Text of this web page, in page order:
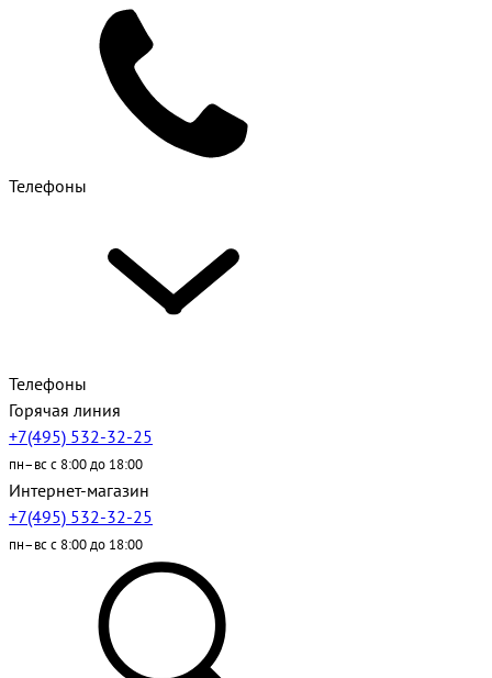
Телефоны
Телефоны
Горячая линия
+7(495) 532-32-25
пн–вс с 8:00 до 18:00
Интернет-магазин
+7(495) 532-32-25
пн–вс с 8:00 до 18:00